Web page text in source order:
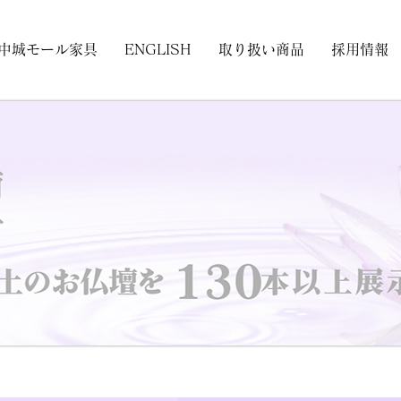
城モール家具 ENGLISH 取り扱い商品 採用情報